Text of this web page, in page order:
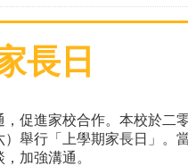
長日
，促進家校合作。本校於二
）舉行「上學期家長日」。
加強溝通。